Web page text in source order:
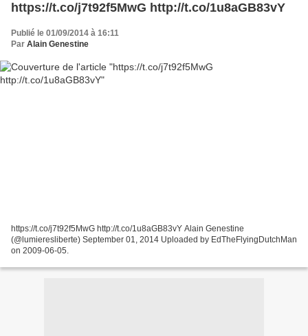
https://t.co/j7t92f5MwG http://t.co/1u8aGB83vY
Publié le 01/09/2014 à 16:11
Par Alain Genestine
https://t.co/j7t92f5MwG http://t.co/1u8aGB83vY Alain Genestine
(@lumieresliberte) September 01, 2014 Uploaded by EdTheFlyingDutchMan
on 2009-06-05.